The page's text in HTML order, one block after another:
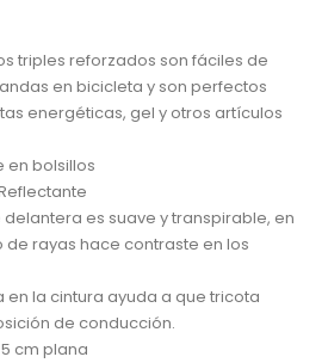
triples reforzados son fáciles de
en bicicleta y son perfectos
energéticas, gel y otros artículos
en bolsillos
delantera es suave y transpirable, en
de rayas hace contraste en los
en la cintura ayuda a que tricota
de conducción.
cm plana